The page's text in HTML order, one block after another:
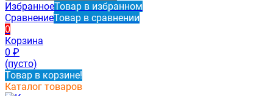
ИзбранноеТовар в избранном
СравнениеТовар в сравнении
0
Корзина
0 ₽
(пусто)
Товар в корзине!
Каталог товаров